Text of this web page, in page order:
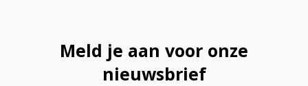
Meld je aan voor onze
nieuwsbrief